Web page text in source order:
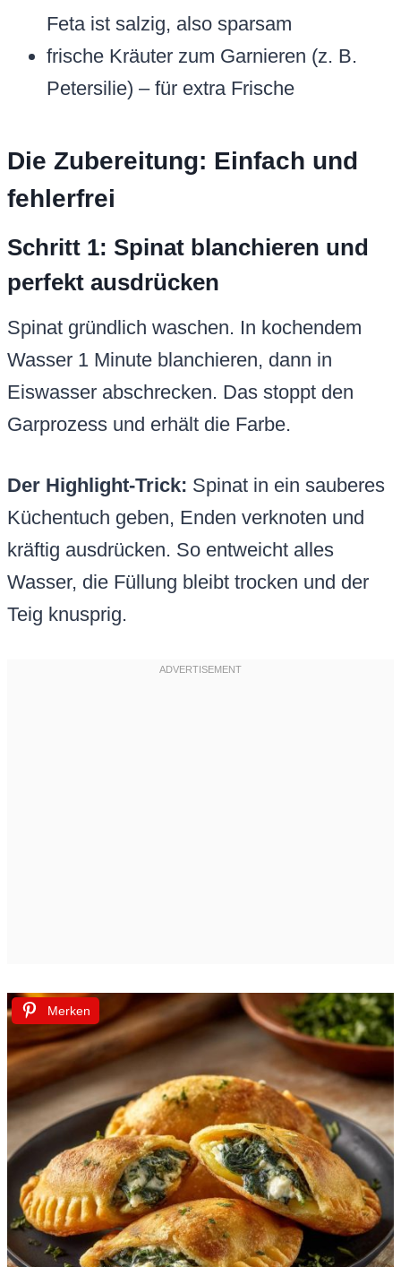
Feta ist salzig, also sparsam
frische Kräuter zum Garnieren (z. B.
Petersilie) – für extra Frische
Die Zubereitung: Einfach und
fehlerfrei
Schritt 1: Spinat blanchieren und
perfekt ausdrücken
Spinat gründlich waschen. In kochendem
Wasser 1 Minute blanchieren, dann in
Eiswasser abschrecken. Das stoppt den
Garprozess und erhält die Farbe.
Der Highlight-Trick: Spinat in ein sauberes
Küchentuch geben, Enden verknoten und
kräftig ausdrücken. So entweicht alles
Wasser, die Füllung bleibt trocken und der
Teig knusprig.
Merken